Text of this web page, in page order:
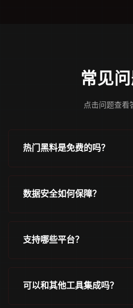
常见
点击问题查看
热门黑料是免费的吗？
热门黑料提供功能完整的免费
队可以永久免费使用。高级功能
数据安全如何保障？
热门黑料采用256位SSL/TLS传
储加密，所有数据存储在通过
支持哪些平台？
热门黑料支持Web端、
Android全平台，数据实时同步。
可以和其他工具集成吗？